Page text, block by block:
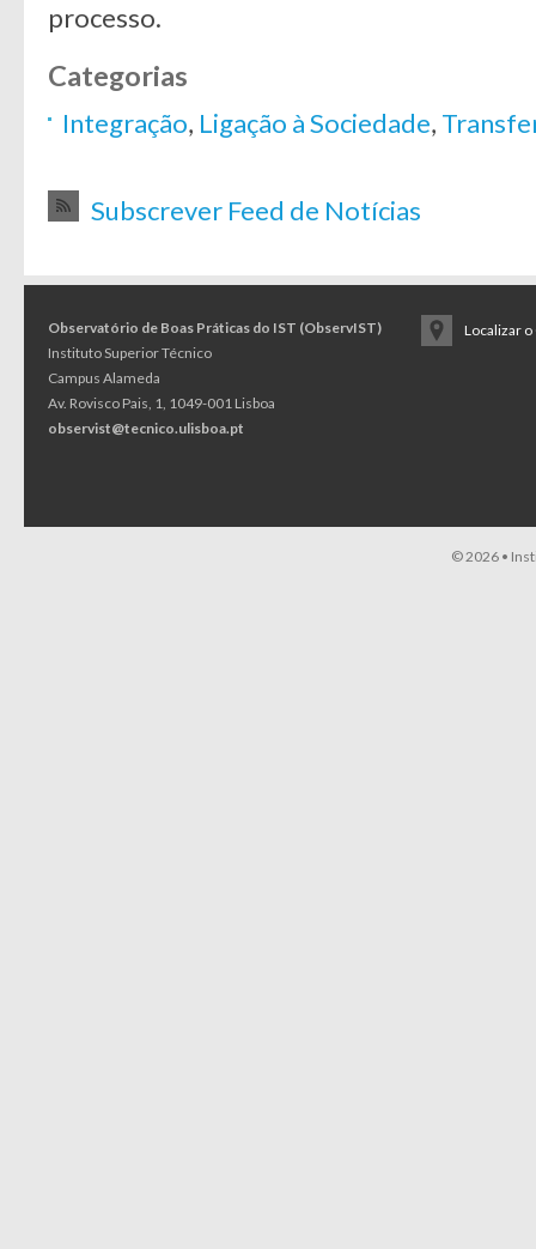
processo.
Categorias
Integração, Ligação à Sociedade,
Subscrever Feed de Notícias
Observatório de Boas Práticas do IST (ObservIST)
Instituto Superior Técnico
Campus Alameda
Av. Rovisco Pais, 1, 1049-001 Lisboa
observist@tecnico.ulisboa.pt
Localizar o
© 2026 •